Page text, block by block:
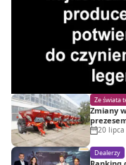
Ze świata
Zmiany
20
Dealerzy